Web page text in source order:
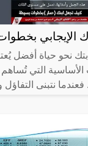
الإيجابي
نحو حياة أفضل
الأساسية التي
فعندما نتبنى